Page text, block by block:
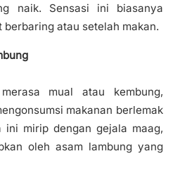
naik. Sensasi ini biasanya
berbaring atau setelah makan.
mual atau kembung,
makanan berlemak
ini mirip dengan gejala maag,
oleh asam lambung yang